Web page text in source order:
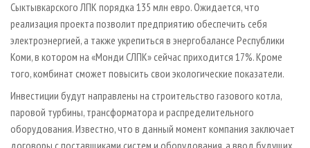
ПРОИЗВОДСТВО МЕБЕЛИ
БИОЭНЕРГЕТИКА
ЦБП
ИНСТРУМЕНТ И МАТЕРИАЛЫ
ПРИОРИТЕТНЫЕ ИНВЕСТПРОЕКТЫ
RUSSIAN FORESTRY REVIEW
ГАЗЕТА ЛЕСПРОМФОРУМ
БИБЛИОТЕКА СПЕЦИАЛИСТА
Сыктывкарского ЛПК порядка 135 млн евро. Ожидается, что
реализация проекта позволит предприятию обеспечить себя
электроэнергией, а также укрепиться в энергобалансе Республики
Коми, в котором на «Монди СЛПК» сейчас приходится 17%. Кроме
того, комбинат сможет повысить свои экологические показатели.
Инвестиции будут направлены на строительство газового котла,
паровой турбины, трансформатора и распределительного
оборудования. Известно, что в данный момент компания заключает
договоры с поставщиками систем и оборудования, а ввод будущих